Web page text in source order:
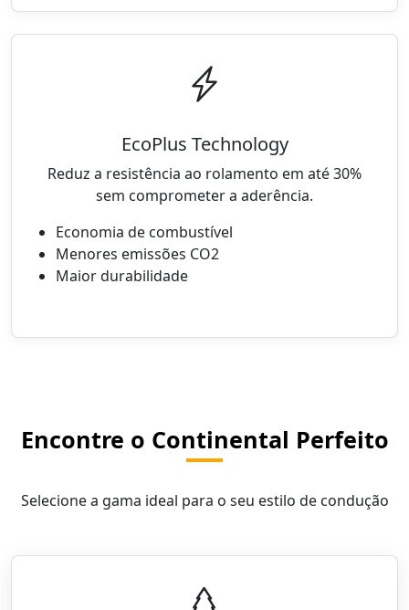
EcoPlus Technology
Reduz a resistência ao rolamento em até 30%
sem comprometer a aderência.
Economia de combustível
Menores emissões CO2
Maior durabilidade
Encontre o Continental Perfeito
Selecione a gama ideal para o seu estilo de condução